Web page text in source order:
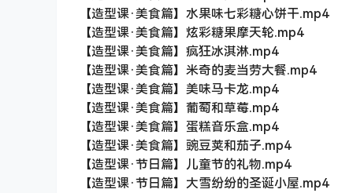
【造型课·美食篇】水果味七彩糖心饼干.mp4
【造型课·美食篇】炫彩糖果摩天轮.mp4
【造型课·美食篇】疯狂冰淇淋.mp4
【造型课·美食篇】米奇的麦当劳大餐.mp4
【造型课·美食篇】美味马卡龙.mp4
【造型课·美食篇】葡萄和草莓.mp4
【造型课·美食篇】蛋糕音乐盒.mp4
【造型课·美食篇】豌豆荚和茄子.mp4
【造型课·节日篇】儿童节的礼物.mp4
【造型课·节日篇】大雪纷纷的圣诞小屋.mp4